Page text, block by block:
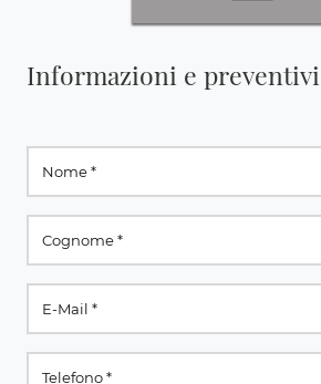
Informazioni e preventivi